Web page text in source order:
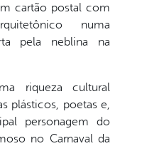
cartão postal com
numa
pela neblina na
riqueza cultural
plásticos, poetas e,
personagem do
no Carnaval da